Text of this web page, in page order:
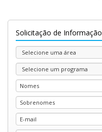
Solicitação de Informação